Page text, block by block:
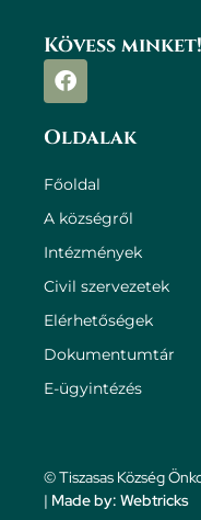
Kövess minket!
Oldalak
Főoldal
A községről
Intézmények
Civil szervezetek
Elérhetőségek
Dokumentumtár
E-ügyintézés
© Tiszasas Község
| Made by: Webtricks